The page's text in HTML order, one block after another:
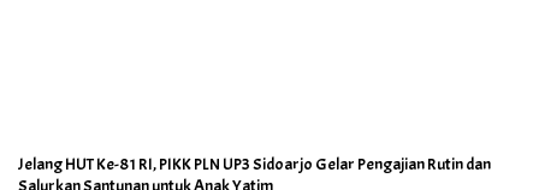
Jelang HUT Ke-81 RI, PIKK PLN UP3 Sidoarjo Gelar Pengajian Rutin dan
Salurkan Santunan untuk Anak Yatim